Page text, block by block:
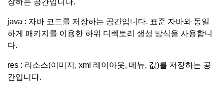
장하는 공간입니다.
java : 자바 코드를 저장하는 공간입니다. 표준 자바와 동일
하게 패키지를 이용한 하위 디렉토리 생성 방식을 사용합니
다.
res : 리소스(이미지, xml 레이아웃, 메뉴, 값)를 저장하는 공
간입니다.